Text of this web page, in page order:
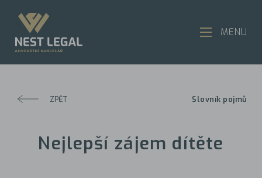
ZPĚT Slovník pojmů
Nejlepší zájem dítěte
MENU